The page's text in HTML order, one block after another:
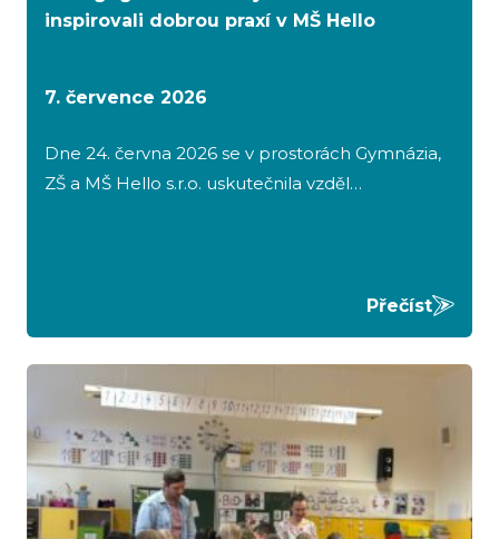
inspirovali dobrou praxí v MŠ Hello
7. července 2026
Dne 24. června 2026 se v prostorách Gymnázia,
ZŠ a MŠ Hello s.r.o. uskutečnila vzděl…
Přečíst